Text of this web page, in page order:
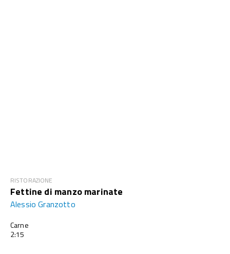
RISTORAZIONE
Fettine di manzo marinate
Alessio Granzotto
Carne
2:15